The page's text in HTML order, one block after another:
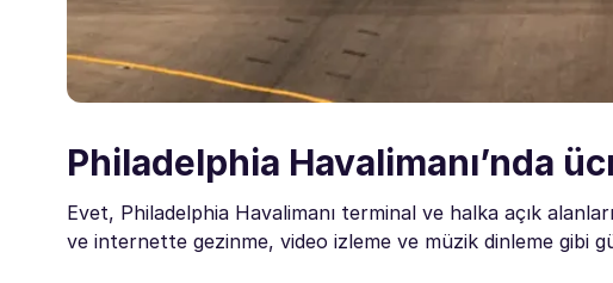
Philadelphia Havalimanı’nda
Evet, Philadelphia Havalimanı terminal ve halka açık
ve internette gezinme, video izleme ve müzik dinleme gibi